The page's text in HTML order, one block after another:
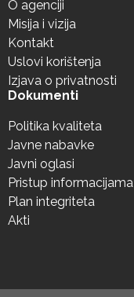
O agenciji
Misija i vizija
Kontakt
Uslovi korištenja
Izjava o privatnosti
Dokumenti
Politika kvaliteta
Javne nabavke
Javni oglasi
Pristup informacijama
Plan integriteta
Akti